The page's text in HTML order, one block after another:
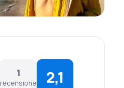
1
recensione 2,1